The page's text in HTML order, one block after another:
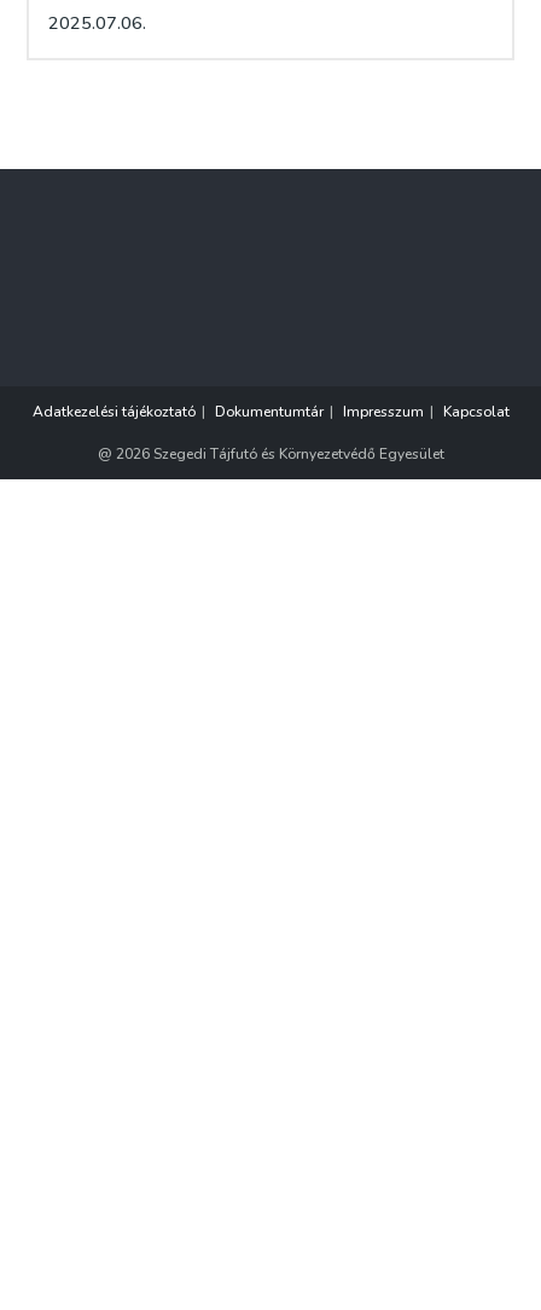
2025.07.06.
Adatkezelési tájékoztató Dokumentumtár Impresszum Kapcsolat
@ 2026 Szegedi Tájfutó és Környezetvédő Egyesület